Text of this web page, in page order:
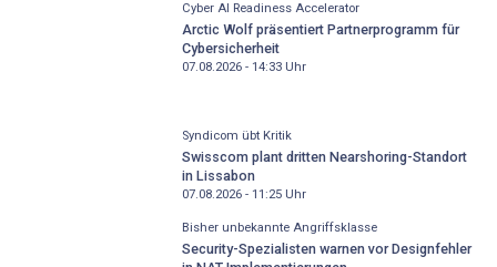
Cyber AI Readiness Accelerator
Arctic Wolf präsentiert Partnerprogramm für
Cybersicherheit
07.08.2026 - 14:33Uhr
Syndicom übt Kritik
Swisscom plant dritten Nearshoring-Standort
in Lissabon
07.08.2026 - 11:25Uhr
Bisher unbekannte Angriffsklasse
Security-Spezialisten warnen vor Designfehler